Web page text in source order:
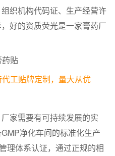
织机构代码证、生产经营许
好的资质荧光是一家膏药厂
工贴牌定制，量大从优
家需要有可持续发展的实
净化车间的标准化生产
理体系认证，通过正规的相